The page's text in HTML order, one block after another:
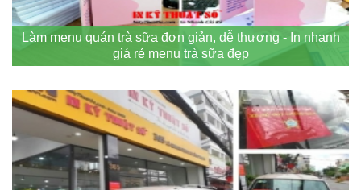
Làm menu quán trà sữa đơn giản, dễ thương - In nhanh
giá rẻ menu trà sữa đẹp